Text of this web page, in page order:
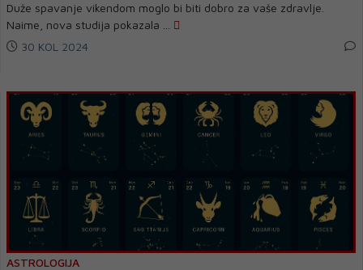
Duže spavanje vikendom moglo bi biti dobro za vaše zdravlje.
Naime, nova studija pokazala ...
30 KOL 2024
ASTROLOGIJA